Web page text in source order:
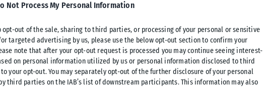
Not Process My Personal Information
opt-out of the sale, sharing to third parties, or processing of your personal or sensitive
targeted advertising by us, please use the below opt-out section to confirm your
note that after your opt-out request is processed you may continue seeing interest-
on personal information utilized by us or personal information disclosed to third
your opt-out. You may separately opt-out of the further disclosure of your personal
third parties on the IAB’s list of downstream participants. This information may also